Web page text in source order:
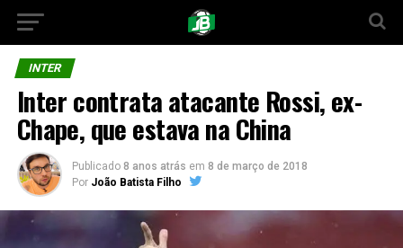
INTER
Inter contrata atacante Rossi, ex-
Chape, que estava na China
Publicado 8 anos atrás em 8 de março de 2018
Por João Batista Filho